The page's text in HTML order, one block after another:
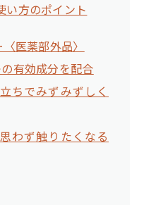
い方のポイント
医薬部外品〉
有効成分を配合
ちでみずみずしく
わず触りたくなる